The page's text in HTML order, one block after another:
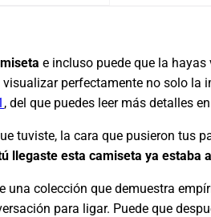
e incluso puede que la
perfectamente no solo la
, del que puedes leer más detalles
tuviste, la cara que pusieron tus
llegaste esta camiseta ya estaba
una colección que demuestra
para ligar. Puede que